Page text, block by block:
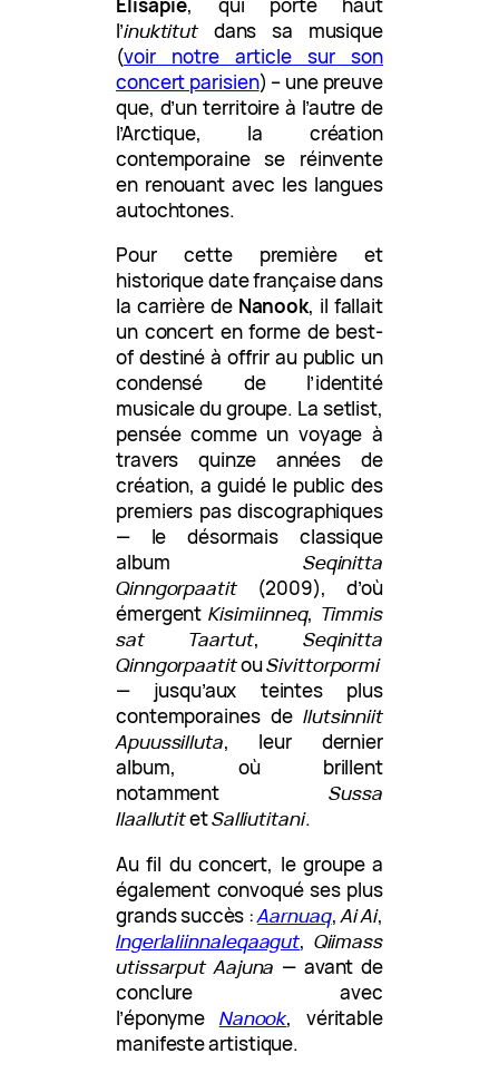
Elisapie, qui porte haut
l’inuktitut dans sa musique
(voir notre article sur son
concert parisien) – une preuve
que, d’un territoire à l’autre de
l’Arctique, la création
contemporaine se réinvente
en renouant avec les langues
autochtones.
Pour cette première et
historique date française dans
la carrière de Nanook, il fallait
un concert en forme de best-
of destiné à offrir au public un
condensé de l’identité
musicale du groupe. La setlist,
pensée comme un voyage à
travers quinze années de
création, a guidé le public des
premiers pas discographiques
— le désormais classique
album Seqinitta
Qinngorpaatit(2009), d’où
émergentKisimiinneq, Timmis
sat Taartut, Seqinitta
QinngorpaatitouSivittorpormi
— jusqu’aux teintes plus
contemporaines de Ilutsinniit
Apuussilluta, leur dernier
album, où brillent
notammentSussa
IlaallutitetSalliutitani.
Au fil du concert, le groupe a
également convoqué ses plus
grands succès :Aarnuaq, Ai Ai,
Ingerlaliinnaleqaagut, Qiimass
utissarput Aajuna — avant de
conclure avec
l’éponyme Nanook, véritable
manifeste artistique.